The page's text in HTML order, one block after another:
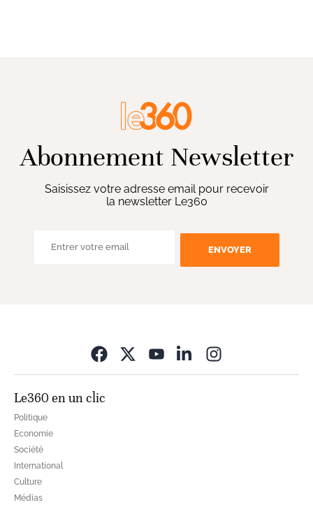
Abonnement Newsletter
Saisissez votre adresse email pour recevoir
la newsletter Le360
ENVOYER
Le360 en un clic
Politique
Economie
Société
International
Culture
Médias